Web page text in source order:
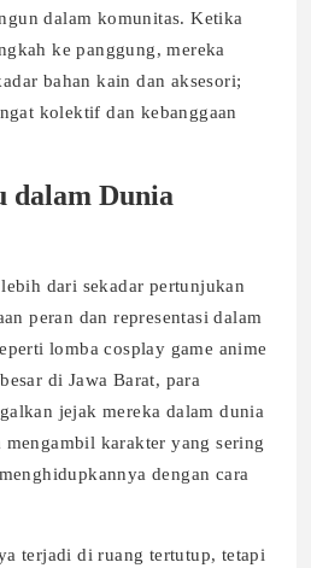
dalam komunitas. Ketika
ke panggung, mereka
bahan kain dan aksesori;
kolektif dan kebanggaan
dalam Dunia
dari sekadar pertunjukan
peran dan representasi dalam
lomba cosplay game anime
di Jawa Barat, para
jejak mereka dalam dunia
karakter yang sering
dengan cara
terjadi di ruang tertutup, tetapi